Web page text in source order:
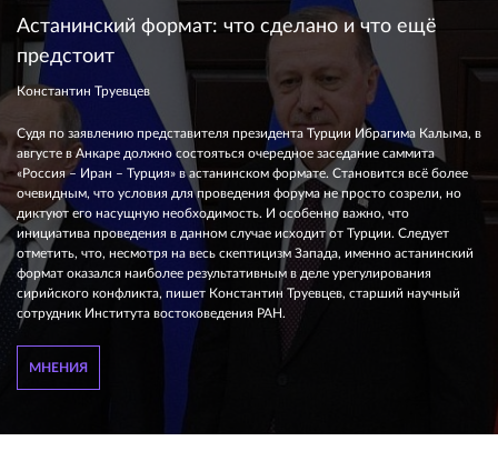
Астанинский формат: что сделано и что ещё
предстоит
Константин Труевцев
Судя по заявлению представителя президента Турции Ибрагима Калыма, в
августе в Анкаре должно состояться очередное заседание саммита
«Россия – Иран – Турция» в астанинском формате. Становится всё более
очевидным, что условия для проведения форума не просто созрели, но
диктуют его насущную необходимость. И особенно важно, что
инициатива проведения в данном случае исходит от Турции. Следует
отметить, что, несмотря на весь скептицизм Запада, именно астанинский
формат оказался наиболее результативным в деле урегулирования
сирийского конфликта, пишет Константин Труевцев, старший научный
сотрудник Института востоковедения РАН.
МНЕНИЯ